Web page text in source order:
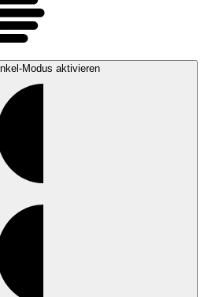
Modus aktivieren